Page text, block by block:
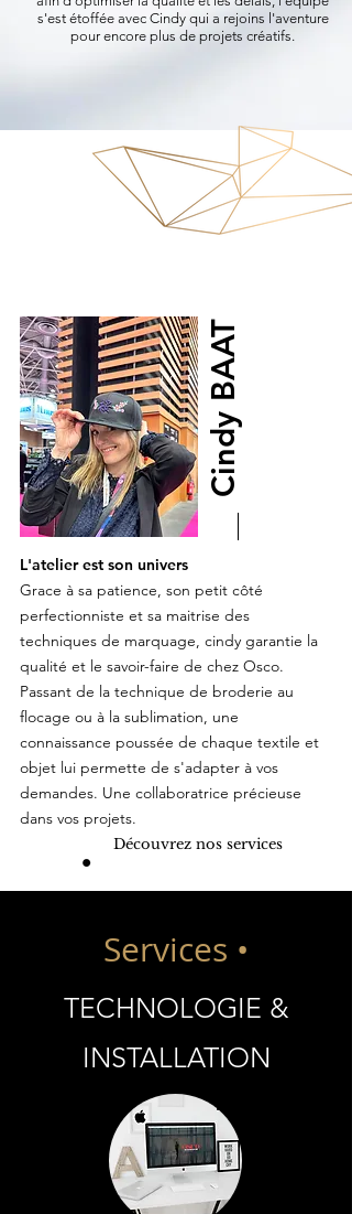
s'est étoffée avec Cindy qui a rejoins l'aventure
pour encore plus de projets créatifs.
Cindy BAAT
L'atelier est son univers
Grace à sa patience, son petit côté
perfectionniste et sa maitrise des
techniques de marquage, cindy garantie la
qualité et le savoir-faire de chez Osco.
Passant de la technique de broderie au
flocage ou à la sublimation, une
connaissance poussée de chaque textile et
objet lui permette de s'adapter à vos
demandes. Une collaboratrice précieuse
dans vos projets.
Découvrez nos services
Services •
TECHNOLOGIE &
INSTALLATION